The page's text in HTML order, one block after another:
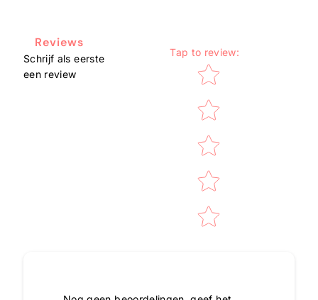
Reviews
Schrijf als eerste
een review
Tap to review:
Star rating